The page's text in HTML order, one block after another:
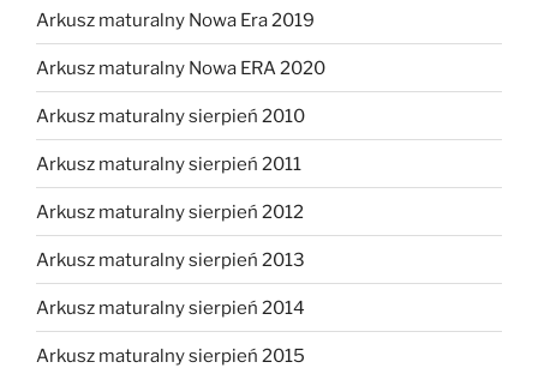
Arkusz maturalny Nowa Era 2019
Arkusz maturalny Nowa ERA 2020
Arkusz maturalny sierpień 2010
Arkusz maturalny sierpień 2011
Arkusz maturalny sierpień 2012
Arkusz maturalny sierpień 2013
Arkusz maturalny sierpień 2014
Arkusz maturalny sierpień 2015